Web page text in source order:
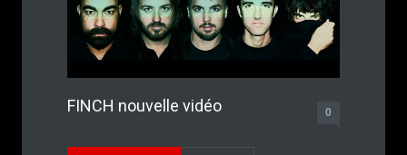
FINCH nouvelle vidéo 0